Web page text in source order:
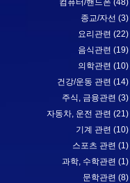
컴퓨터/핸드폰 (48)
종교/자선 (3)
요리관련 (22)
음식관련 (19)
의학관련 (10)
건강/운동 관련 (14)
주식, 금융관련 (3)
자동차, 운전 관련 (21)
기계 관련 (10)
스포츠 관련 (1)
과학, 수학관련 (1)
문학관련 (8)